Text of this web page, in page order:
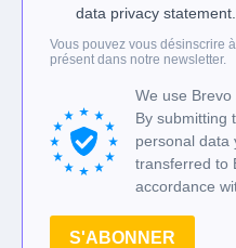
data privacy statement.
Vous pouvez vous désinscrire
présent dans notre newsletter.
We use Brevo
By submitting
personal data
transferred to
accordance
S'ABONNER